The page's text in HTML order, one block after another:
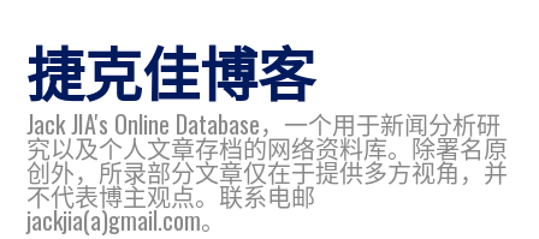
捷克佳博客
Jack JIA's Online Database，一个用于新闻分析研
究以及个人文章存档的网络资料库。除署名原
创外，所录部分文章仅在于提供多方视角，并
不代表博主观点。联系电邮
jackjia(a)gmail.com。